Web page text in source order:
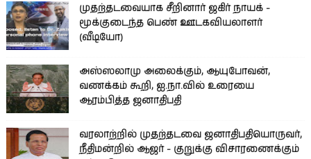
முதற்தடவையாக சீறினார் ஜகிர் நாயக் -
மூக்குடைந்த பெண் ஊடகவியலாளர்
(வீடியோ)
அஸ்ஸலாமு அலைக்கும், ஆயுபோவன்,
வணக்கம் கூறி, ஐ.நா.வில் உரையை
ஆரம்பித்த ஜனாதிபதி
வரலாற்றில் முதற்தடவை ஜனாதிபதியொருவர்,
நீதிமன்றில் ஆஜர் - குறுக்கு விசாரணைக்கும்